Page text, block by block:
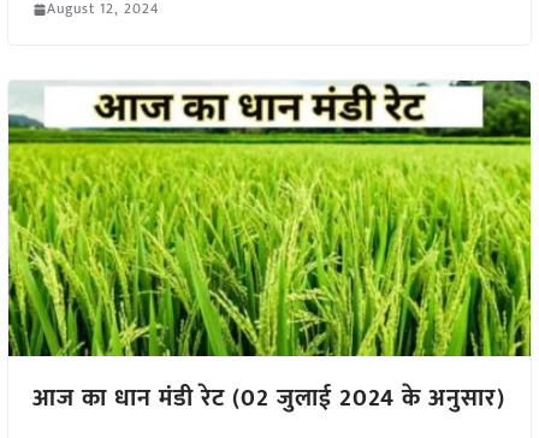
August 12, 2024
आज का धान मंडी रेट (02 जुलाई 2024 के अनुसार)